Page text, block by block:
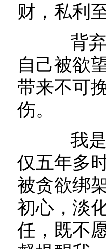
财，私利
背弃
自己被欲
带来不可
伤。
我是
仅五年多
被贪欲绑
初心，淡
任，既不